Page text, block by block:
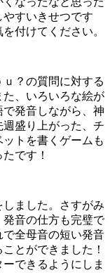
すいきせつです
付けてください。
？の質問に対する
、いろいろな絵が
発音しながら、神
盛り上がった、チ
トを書くゲームも
です！
ました。さすがみ
音の仕方も完璧で
で全母音の短い発音
とができました！
できるようにしま